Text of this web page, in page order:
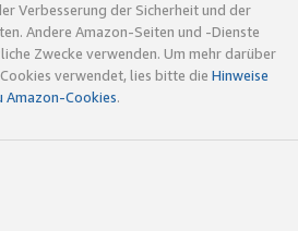
Verbesserung der Sicherheit und der
Andere Amazon-Seiten und -Dienste
Zwecke verwenden. Um mehr darüber
verwendet, lies bitte die Hinweise
Amazon-Cookies.